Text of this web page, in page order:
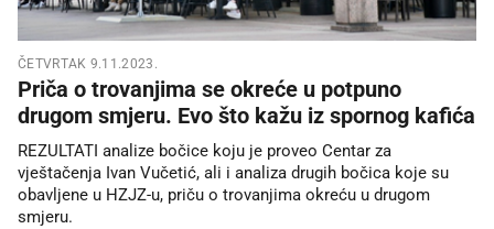
ČETVRTAK 9.11.2023.
Priča o trovanjima se okreće u potpuno
drugom smjeru. Evo što kažu iz spornog kafića
REZULTATI analize bočice koju je proveo Centar za
vještačenja Ivan Vučetić, ali i analiza drugih bočica koje su
obavljene u HZJZ-u, priču o trovanjima okreću u drugom
smjeru.